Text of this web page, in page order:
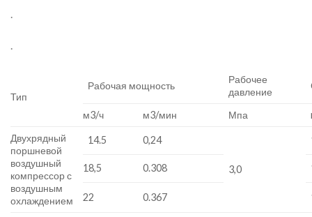
.
Тип
Рабочая мощность
Рабочее
давление
м3/ч м3/мин Мпа
Двухрядный
поршневой
воздушный
компрессор с
воздушным
охлаждением
14.5 0,24
3,0
18,5 0.308
22 0.367